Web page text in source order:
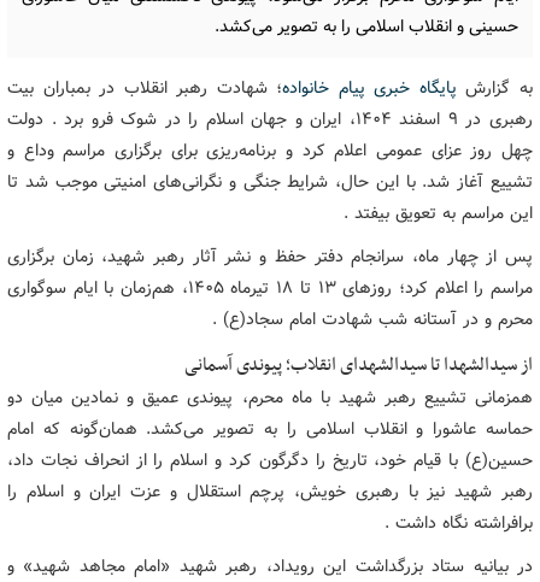
حسینی و انقلاب اسلامی را به تصویر می‌کشد.
به گزارش پایگاه خبری پیام خانواده؛ شهادت رهبر انقلاب در بمباران بیت
رهبری در ۹ اسفند ۱۴۰۴، ایران و جهان اسلام را در شوک فرو برد . دولت
چهل روز عزای عمومی اعلام کرد و برنامه‌ریزی برای برگزاری مراسم وداع و
تشییع آغاز شد. با این حال، شرایط جنگی و نگرانی‌های امنیتی موجب شد تا
این مراسم به تعویق بیفتد .
پس از چهار ماه، سرانجام دفتر حفظ و نشر آثار رهبر شهید، زمان برگزاری
مراسم را اعلام کرد؛ روزهای ۱۳ تا ۱۸ تیرماه ۱۴۰۵، هم‌زمان با ایام سوگواری
محرم و در آستانه شب شهادت امام سجاد(ع) .
از سیدالشهدا تا سیدالشهدای انقلاب؛ پیوندی آسمانی
همزمانی تشییع رهبر شهید با ماه محرم، پیوندی عمیق و نمادین میان دو
حماسه عاشورا و انقلاب اسلامی را به تصویر می‌کشد. همان‌گونه که امام
حسین(ع) با قیام خود، تاریخ را دگرگون کرد و اسلام را از انحراف نجات داد،
رهبر شهید نیز با رهبری خویش، پرچم استقلال و عزت ایران و اسلام را
برافراشته نگاه داشت .
در بیانیه ستاد بزرگداشت این رویداد، رهبر شهید «امام مجاهد شهید» و